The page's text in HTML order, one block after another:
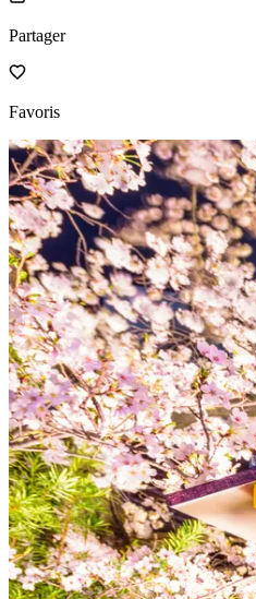
Partager
Favoris